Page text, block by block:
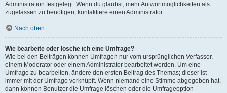
Administration festgelegt. Wenn du glaubst, mehr Antwortmöglichkeiten als
zugelassen zu benötigen, kontaktiere einen Administrator.
Nach oben
Wie bearbeite oder lösche ich eine Umfrage?
Wie bei den Beiträgen können Umfragen nur vom ursprünglichen Verfasser,
einem Moderator oder einem Administrator bearbeitet werden. Um eine
Umfrage zu bearbeiten, ändere den ersten Beitrag des Themas; dieser ist
immer mit der Umfrage verknüpft. Wenn niemand eine Stimme abgegeben hat,
dann können Benutzer die Umfrage löschen oder die Umfrageoption